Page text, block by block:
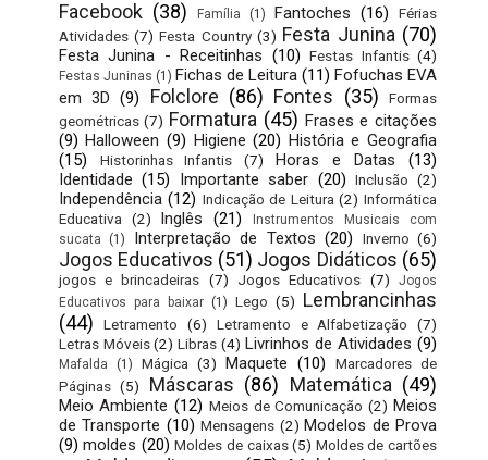
Facebook (38) Família (1) Fantoches (16)
Férias
Atividades (7) Festa Country (3) Festa Junina (70)
Festa Junina - Receitinhas (10) Festas Infantis (4)
Festas Juninas (1) Fichas de Leitura (11) Fofuchas EVA
em 3D (9) Folclore (86) Fontes (35)
Formas
geométricas (7) Formatura (45) Frases e citações
(9) Halloween (9) Higiene (20) História e Geografia
(15)
Historinhas Infantis (7) Horas e Datas
(13)
Identidade (15) Importante saber (20) Inclusão (2)
Independência (12) Indicação de Leitura (2) Informática
Educativa
(2) Inglês (21)
Instrumentos Musicais com
sucata
(1) Interpretação de Textos (20) Inverno (6)
Jogos Educativos (51) Jogos Didáticos (65)
jogos e brincadeiras (7) Jogos Educativos (7)
Jogos
Educativos para baixar (1) Lego (5) Lembrancinhas
(44)
Letramento (6) Letramento e Alfabetização
(7)
Letras Móveis (2) Libras (4) Livrinhos de Atividades (9)
Mafalda (1) Mágica (3) Maquete (10)
Marcadores de
Páginas (5) Máscaras (86) Matemática (49)
Meio Ambiente (12) Meios de Comunicação (2) Meios
de Transporte (10) Mensagens (2) Modelos de Prova
(9) moldes (20) Moldes de caixas (5) Moldes de cartões